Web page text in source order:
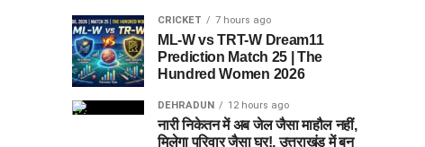
CRICKET 7 hours ago
ML-W vs TRT-W Dream11
Prediction Match 25 | The
Hundred Women 2026
DEHRADUN 12 hours ago
नारी निकेतन में अब जेल जैसा माहौल नहीं,
मिलेगा परिवार जैसा घर!, उत्तराखंड में बन